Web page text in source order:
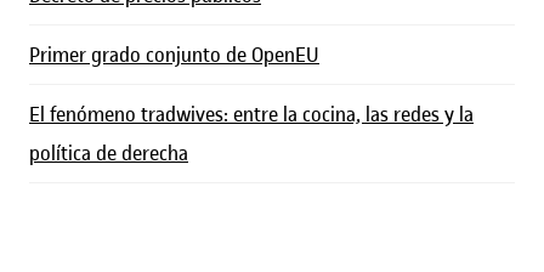
Primer grado conjunto de OpenEU
El fenómeno tradwives: entre la cocina, las redes y la
política de derecha